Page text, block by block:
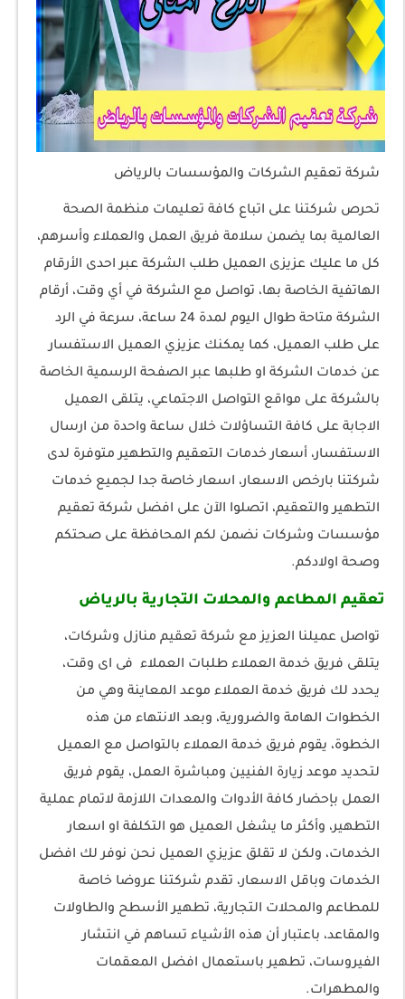
شركة تعقيم الشركات والمؤسسات بالرياض
تحرص شركتنا على اتباع كافة تعليمات منظمة الصحة
العالمية بما يضمن سلامة فريق العمل والعملاء وأسرهم،
كل ما عليك عزيزى العميل طلب الشركة عبر احدى الأرقام
الهاتفية الخاصة بها، تواصل مع الشركة في أي وقت، أرقام
الشركة متاحة طوال اليوم لمدة 24 ساعة، سرعة في الرد
على طلب العميل، كما يمكنك عزيزي العميل الاستفسار
عن خدمات الشركة او طلبها عبر الصفحة الرسمية الخاصة
بالشركة على مواقع التواصل الاجتماعي، يتلقى العميل
الاجابة على كافة التساؤلات خلال ساعة واحدة من ارسال
الاستفسار، أسعار خدمات التعقيم والتطهير متوفرة لدى
شركتنا بارخص الاسعار، اسعار خاصة جدا لجميع خدمات
التطهير والتعقيم، اتصلوا الآن على افضل شركة تعقيم
مؤسسات وشركات نضمن لكم المحافظة على صحتكم
وصحة اولادكم.
تعقيم المطاعم والمحلات التجارية بالرياض
تواصل عميلنا العزيز مع شركة تعقيم منازل وشركات،
يتلقى فريق خدمة العملاء طلبات العملاء فى اى وقت،
يحدد لك فريق خدمة العملاء موعد المعاينة وهي من
الخطوات الهامة والضرورية، وبعد الانتهاء من هذه
الخطوة، يقوم فريق خدمة العملاء بالتواصل مع العميل
لتحديد موعد زيارة الفنيين ومباشرة العمل، يقوم فريق
العمل بإحضار كافة الأدوات والمعدات اللازمة لاتمام عملية
التطهير، وأكثر ما يشغل العميل هو التكلفة او اسعار
الخدمات، ولكن لا تقلق عزيزي العميل نحن نوفر لك افضل
الخدمات وباقل الاسعار، تقدم شركتنا عروضا خاصة
للمطاعم والمحلات التجارية، تطهير الأسطح والطاولات
والمقاعد، باعتبار أن هذه الأشياء تساهم في انتشار
الفيروسات، تطهير باستعمال افضل المعقمات
والمطهرات.